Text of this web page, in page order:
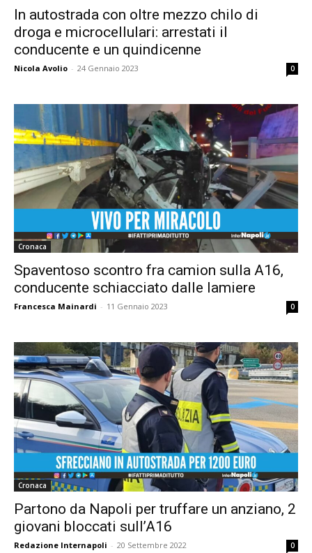
In autostrada con oltre mezzo chilo di
droga e microcellulari: arrestati il
conducente e un quindicenne
Nicola Avolio - 24 Gennaio 2023 0
Cronaca
Spaventoso scontro fra camion sulla A16,
conducente schiacciato dalle lamiere
Francesca Mainardi - 11 Gennaio 2023 0
Cronaca
Partono da Napoli per truffare un anziano, 2
giovani bloccati sull’A16
Redazione Internapoli - 20 Settembre 2022 0